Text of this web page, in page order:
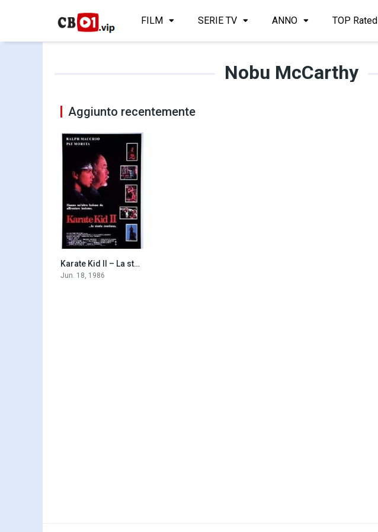
FILM SERIE TV ANNO TOP Rated
Nobu McCarthy
Aggiunto recentemente
6.0
Karate Kid II – La storia continua… (1986)
Jun. 18, 1986